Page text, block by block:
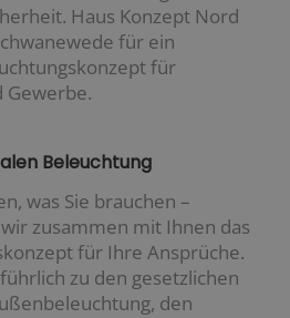
Haus Konzept Nord
für ein
für
Gewerbe.
Beleuchtung
was Sie brauchen –
zusammen mit Ihnen das
für Ihre Ansprüche.
zu den gesetzlichen
den